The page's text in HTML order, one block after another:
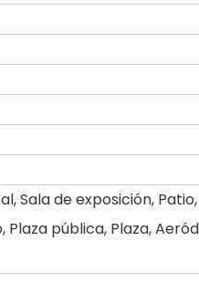
Sala de exposición, Patio,
pública, Plaza,